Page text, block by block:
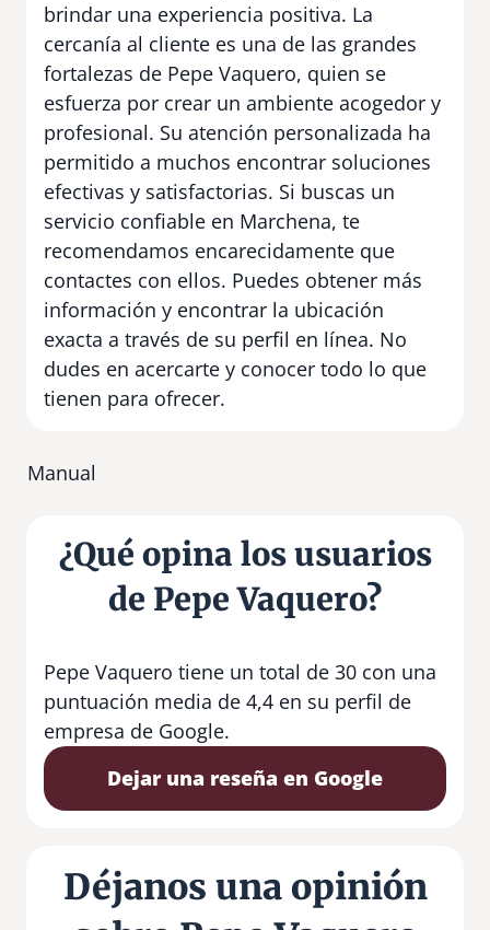
brindar una experiencia positiva. La
cercanía al cliente es una de las grandes
fortalezas de Pepe Vaquero, quien se
esfuerza por crear un ambiente acogedor y
profesional. Su atención personalizada ha
permitido a muchos encontrar soluciones
efectivas y satisfactorias. Si buscas un
servicio confiable en Marchena, te
recomendamos encarecidamente que
contactes con ellos. Puedes obtener más
información y encontrar la ubicación
exacta a través de su perfil en línea. No
dudes en acercarte y conocer todo lo que
tienen para ofrecer.
Manual
¿Qué opina los usuarios
de Pepe Vaquero?
Pepe Vaquero tiene un total de 30 con una
puntuación media de 4,4 en su perfil de
empresa de Google.
Dejar una reseña en Google
Déjanos una opinión